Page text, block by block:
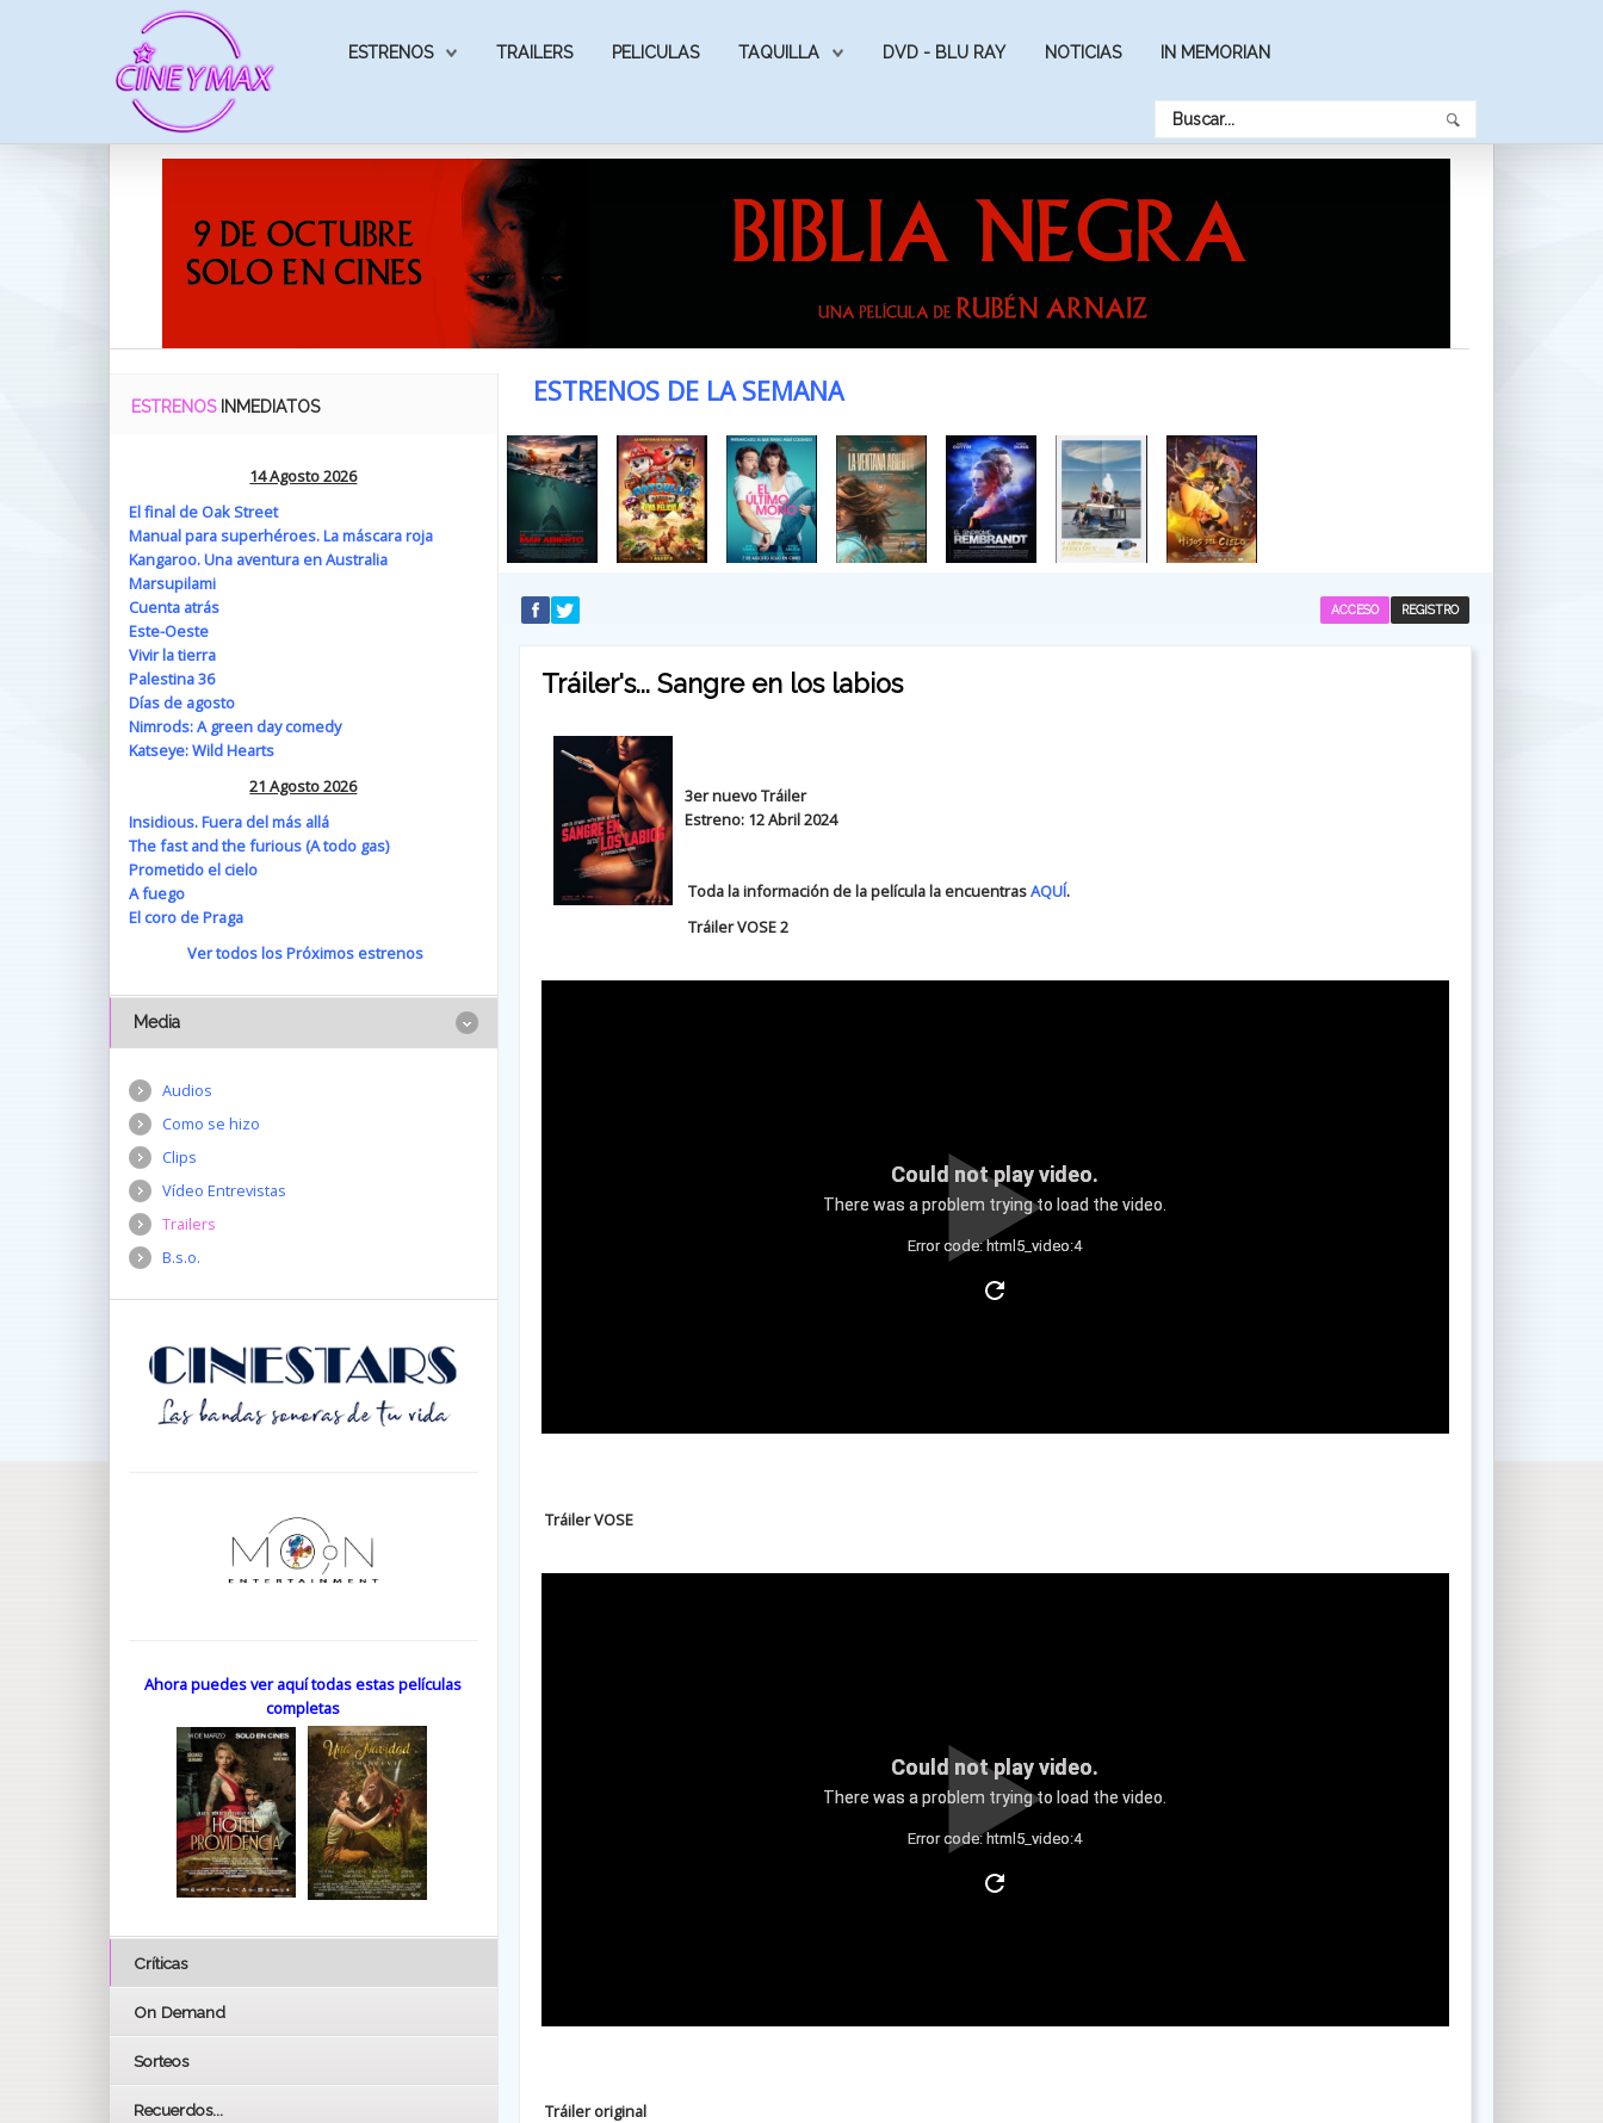
ESTRENOS TRAILERS PELICULAS TAQUILLA DVD - BLU RAY NOTICIAS IN MEMORIAN
ESTRENOS DE LA SEMANA
REGISTRO
ACCESO
Tráiler's... Sangre en los labios
3er nuevo Tráiler
Estreno: 12 Abril 2024
Toda la información de la película la encuentrasAQUÍ.
Tráiler VOSE 2
Could not play video.
There was a problem trying to load the video.
Error code: html5_video:4
Tráiler VOSE
Could not play video.
There was a problem trying to load the video.
Error code: html5_video:4
Tráiler original
ESTRENOS INMEDIATOS
14 Agosto 2026
El final de Oak Street
Manual para superhéroes. La máscara roja
Kangaroo. Una aventura en Australia
Marsupilami
Cuenta atrás
Este-Oeste
Vivir la tierra
Palestina 36
Días de agosto
Nimrods: A green day comedy
Katseye: Wild Hearts
21 Agosto 2026
Insidious. Fuera del más allá
The fast and the furious (A todo gas)
Prometido el cielo
A fuego
El coro de Praga
Ver todos los Próximos estrenos
Media
Audios
Como se hizo
Clips
Vídeo Entrevistas
Trailers
B.s.o.
Ahora puedes ver aquí todas estas películas
completas
Críticas
On Demand
Sorteos
Recuerdos...